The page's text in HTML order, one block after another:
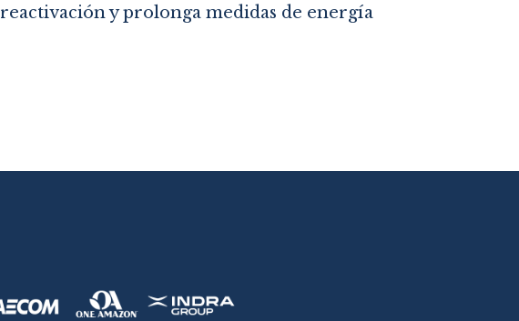
reactivación y prolonga medidas de energía